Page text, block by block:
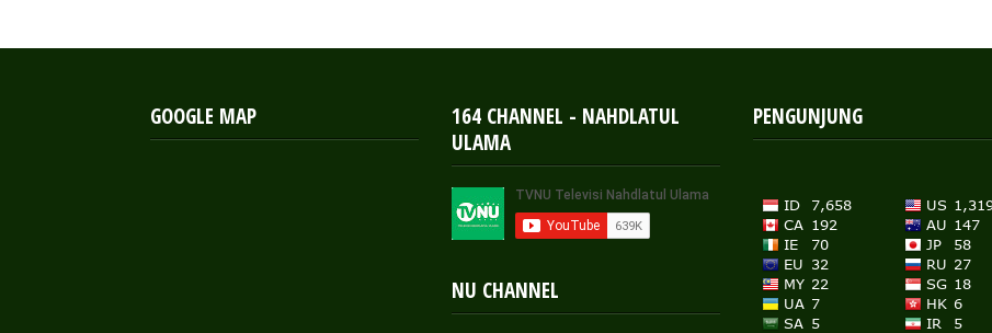
GOOGLE MAP
164 CHANNEL - NAHDLATUL
ULAMA
NU CHANNEL
PENGUNJUNG